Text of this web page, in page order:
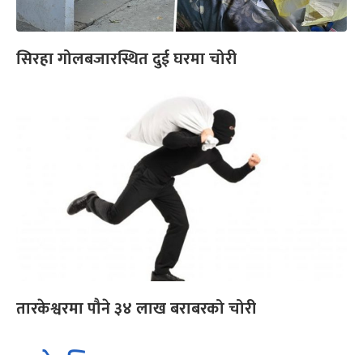
सिरहा गोलबजारस्थित दुई घरमा चोरी
तारकेश्वरमा पौने ३४ लाख बराबरको चोरी